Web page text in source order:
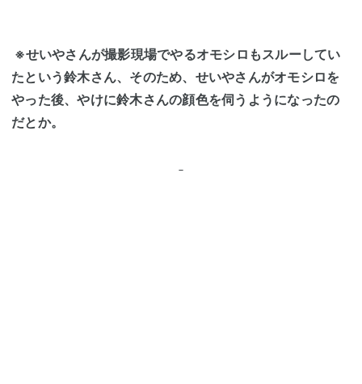
※せいやさんが撮影現場でやるオモシロもスルーしてい
たという鈴木さん、そのため、せいやさんがオモシロを
やった後、やけに鈴木さんの顔色を伺うようになったの
だとか。